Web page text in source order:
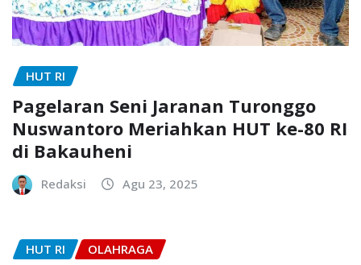
HUT RI
Pagelaran Seni Jaranan Turonggo
Nuswantoro Meriahkan HUT ke-80 RI
di Bakauheni
Redaksi Agu 23, 2025
HUT RI OLAHRAGA